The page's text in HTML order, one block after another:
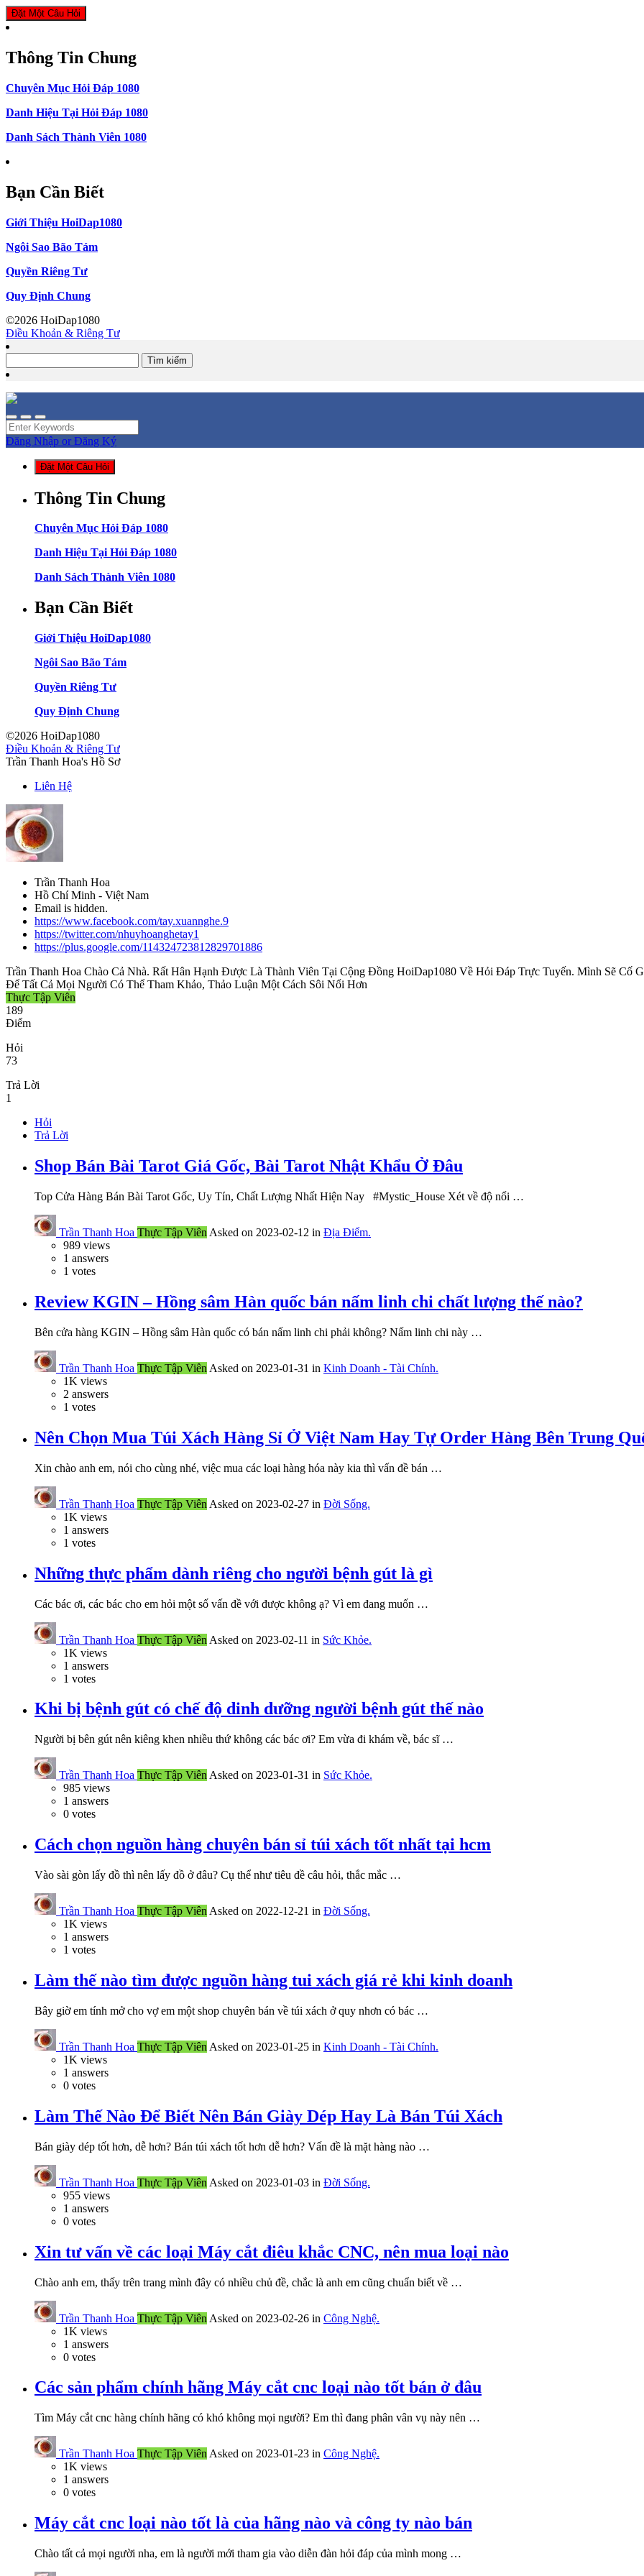
Đặt Một Câu Hỏi
Thông Tin Chung
Chuyên Mục Hỏi Đáp 1080
Danh Hiệu Tại Hỏi Đáp 1080
Danh Sách Thành Viên 1080
Bạn Cần Biết
Giới Thiệu HoiDap1080
Ngôi Sao Bão Tám
Quyền Riêng Tư
Quy Định Chung
©2026 HoiDap1080
Điều Khoản & Riêng Tư
kiếm
Đăng Nhập or Đăng Ký
Đặt Một Câu Hỏi
Thông Tin Chung
Chuyên Mục Hỏi Đáp 1080
Danh Hiệu Tại Hỏi Đáp 1080
Danh Sách Thành Viên 1080
Bạn Cần Biết
Giới Thiệu HoiDap1080
Ngôi Sao Bão Tám
Quyền Riêng Tư
Quy Định Chung
©2026 HoiDap1080
Điều Khoản & Riêng Tư
Trần Thanh Hoa's Hồ Sơ
Liên Hệ
Trần Thanh Hoa
Hồ Chí Minh - Việt Nam
Email is hidden.
https://www.facebook.com/tay.xuannghe.9
https://twitter.com/nhuyhoanghetay1
https://plus.google.com/114324723812829701886
Trần Thanh Hoa Chào Cả Nhà. Rất Hân Hạnh Được Là Thành Viên Tại Cộng Đồng HoiDap1080 Về Hỏi Đáp Trực Tuyến. Mình Sẽ
Để Tất Cả Mọi Người Có Thể Tham Khảo, Thảo Luận Một Cách Sôi Nổi Hơn
Thực Tập Viên
189
Điểm
Hỏi
73
Trả Lời
1
Hỏi
Trả Lời
Shop Bán Bài Tarot Giá Gốc, Bài Tarot Nhật Khẩu Ở Đâu
Top Cửa Hàng Bán Bài Tarot Gốc, Uy Tín, Chất Lượng Nhất Hiện Nay #Mystic_House Xét về độ nổi …
Trần Thanh Hoa Thực Tập Viên Asked on 2023-02-12 in Địa Điểm.
989 views
1 answers
1 votes
Review KGIN – Hồng sâm Hàn quốc bán nấm linh chi chất lượng thế nào?
Bên cửa hàng KGIN – Hồng sâm Hàn quốc có bán nấm linh chi phải không? Nấm linh chi này …
Trần Thanh Hoa Thực Tập Viên Asked on 2023-01-31 in Kinh Doanh - Tài Chính.
1K views
2 answers
1 votes
Nên Chọn Mua Túi Xách Hàng Sỉ Ở Việt Nam Hay Tự Order Hàng Bên Trung
Xin chào anh em, nói cho cùng nhé, việc mua các loại hàng hóa này kia thì vấn đề bán …
Trần Thanh Hoa Thực Tập Viên Asked on 2023-02-27 in Đời Sống.
1K views
1 answers
1 votes
Những thực phẩm dành riêng cho người bệnh gút là gì
Các bác ơi, các bác cho em hỏi một số vấn đề với được không ạ? Vì em đang muốn …
Trần Thanh Hoa Thực Tập Viên Asked on 2023-02-11 in Sức Khỏe.
1K views
1 answers
1 votes
Khi bị bệnh gút có chế độ dinh dưỡng người bệnh gút thế nào
Người bị bên gút nên kiêng khen nhiều thứ không các bác ơi? Em vừa đi khám về, bác sĩ …
Trần Thanh Hoa Thực Tập Viên Asked on 2023-01-31 in Sức Khỏe.
985 views
1 answers
0 votes
Cách chọn nguồn hàng chuyên bán sỉ túi xách tốt nhất tại hcm
Vào sài gòn lấy đồ thì nên lấy đồ ở đâu? Cụ thể như tiêu đề câu hỏi, thắc mắc …
Trần Thanh Hoa Thực Tập Viên Asked on 2022-12-21 in Đời Sống.
1K views
1 answers
1 votes
Làm thế nào tìm được nguồn hàng tui xách giá rẻ khi kinh doanh
Bây giờ em tính mở cho vợ em một shop chuyên bán về túi xách ở quy nhơn có bác …
Trần Thanh Hoa Thực Tập Viên Asked on 2023-01-25 in Kinh Doanh - Tài Chính.
1K views
1 answers
0 votes
Làm Thế Nào Để Biết Nên Bán Giày Dép Hay Là Bán Túi Xách
Bán giày dép tốt hơn, dễ hơn? Bán túi xách tốt hơn dễ hơn? Vấn đề là mặt hàng nào …
Trần Thanh Hoa Thực Tập Viên Asked on 2023-01-03 in Đời Sống.
955 views
1 answers
0 votes
Xin tư vấn về các loại Máy cắt điêu khắc CNC, nên mua loại nào
Chào anh em, thấy trên trang mình đây có nhiều chủ đề, chắc là anh em cũng chuẩn biết về …
Trần Thanh Hoa Thực Tập Viên Asked on 2023-02-26 in Công Nghệ.
1K views
1 answers
0 votes
Các sản phẩm chính hãng Máy cắt cnc loại nào tốt bán ở đâu
Tìm Máy cắt cnc hàng chính hãng có khó không mọi người? Em thì đang phân vân vụ này nên …
Trần Thanh Hoa Thực Tập Viên Asked on 2023-01-23 in Công Nghệ.
1K views
1 answers
0 votes
Máy cắt cnc loại nào tốt là của hãng nào và công ty nào bán
Chào tất cả mọi người nha, em là người mới tham gia vào diễn đàn hỏi đáp của mình mong …